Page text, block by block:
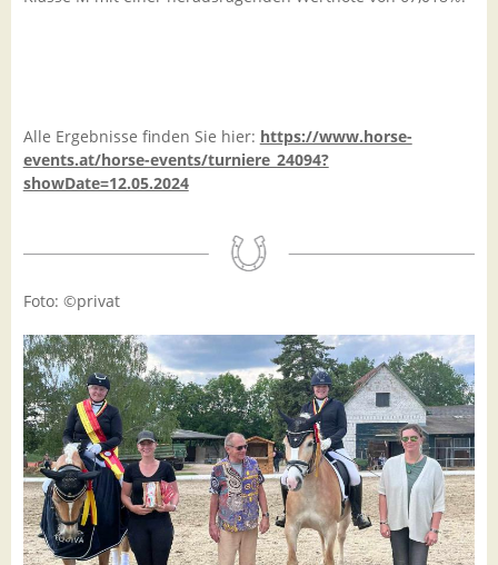
Alle Ergebnisse finden Sie hier: https://www.horse-
events.at/horse-events/turniere_24094?
showDate=12.05.2024
Foto: ©privat